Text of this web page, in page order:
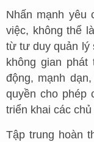
Nhấn mạnh yêu
việc, không thể
từ tư duy quản lý
không gian
động, mạnh
quyền cho phép
triển khai các
Tập trung hoàn